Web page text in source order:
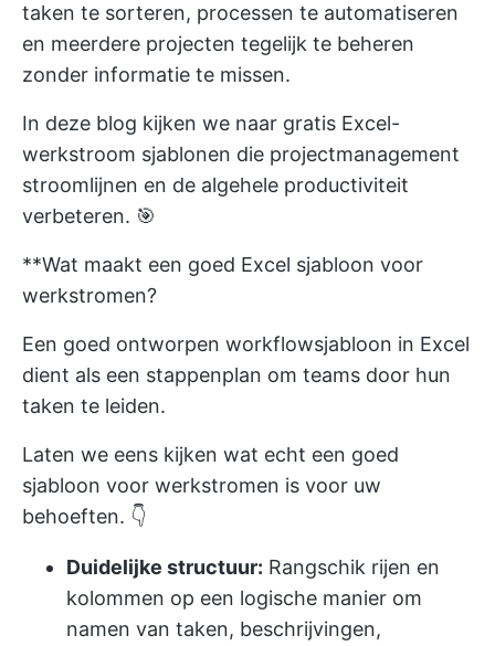
taken te sorteren, processen te automatiseren
en meerdere projecten tegelijk te beheren
zonder informatie te missen.
In deze blog kijken we naar gratis Excel-
werkstroom sjablonen die projectmanagement
stroomlijnen en de algehele productiviteit
verbeteren. 🎯
**Wat maakt een goed Excel sjabloon voor
werkstromen?
Een goed ontworpen workflowsjabloon in Excel
dient als een stappenplan om teams door hun
taken te leiden.
Laten we eens kijken wat echt een goed
sjabloon voor werkstromen is voor uw
behoeften. 👇
Duidelijke structuur: Rangschik rijen en
kolommen op een logische manier om
namen van taken, beschrijvingen,